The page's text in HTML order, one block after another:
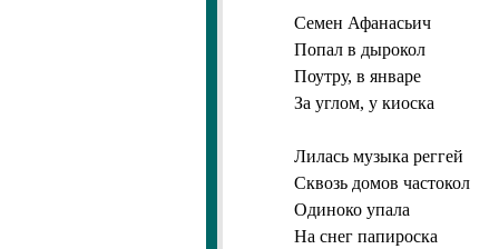
Семен Афанасьич
Попал в дырокол
Поутру, в январе
За углом, у киоска
Лилась музыка реггей
Сквозь домов частокол
Одиноко упала
На снег папироска